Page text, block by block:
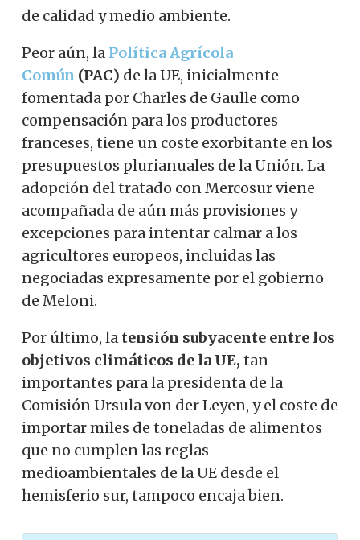
de calidad y medio ambiente.
Peor aún, la Política Agrícola
Común (PAC) de la UE, inicialmente
fomentada por Charles de Gaulle como
compensación para los productores
franceses, tiene un coste exorbitante en los
presupuestos plurianuales de la Unión. La
adopción del tratado con Mercosur viene
acompañada de aún más provisiones y
excepciones para intentar calmar a los
agricultores europeos, incluidas las
negociadas expresamente por el gobierno
de Meloni.
Por último, la tensión subyacente entre los
objetivos climáticos de la UE, tan
importantes para la presidenta de la
Comisión Ursula von der Leyen, y el coste de
importar miles de toneladas de alimentos
que no cumplen las reglas
medioambientales de la UE desde el
hemisferio sur, tampoco encaja bien.